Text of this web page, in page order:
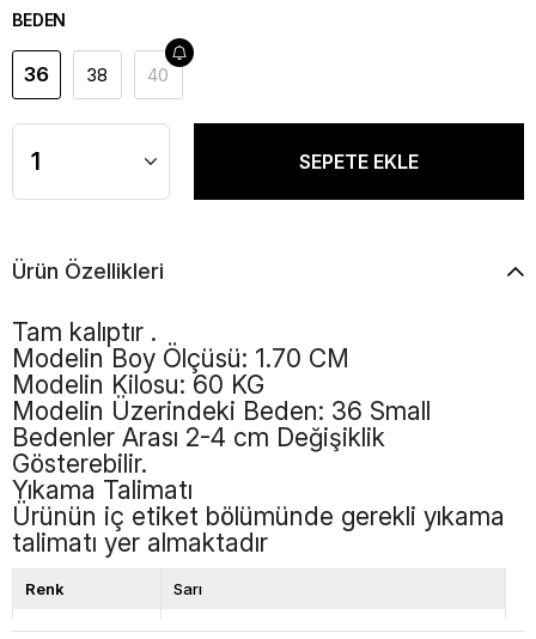
BEDEN
36 38 40
Ürün Özellikleri
Tam kalıptır .
Modelin Boy Ölçüsü: 1.70 CM
Modelin Kilosu: 60 KG
Modelin Üzerindeki Beden: 36 Small
Bedenler Arası 2-4 cm Değişiklik
Gösterebilir.
Yıkama Talimatı
Ürünün iç etiket bölümünde gerekli yıkama
talimatı yer almaktadır
Renk Sarı
Kalıp Bol Kalıp